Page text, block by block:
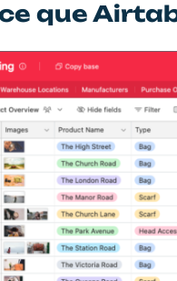
que